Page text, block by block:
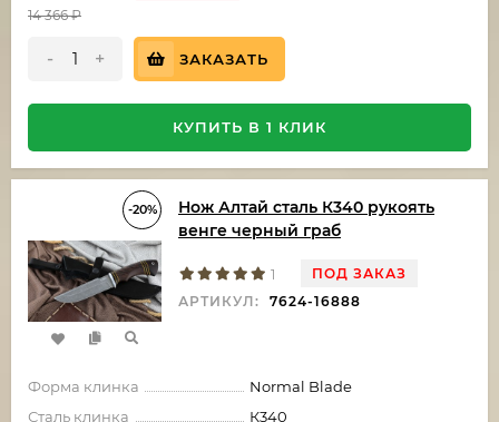
14 366₽
- + ЗАКАЗАТЬ
КУПИТЬ В 1 КЛИК
-20%
Нож Алтай сталь К340 рукоять
венге черный граб
1
ПОД ЗАКАЗ
АРТИКУЛ:
7624-16888
Форма клинка
Normal Blade
Сталь клинка
К340